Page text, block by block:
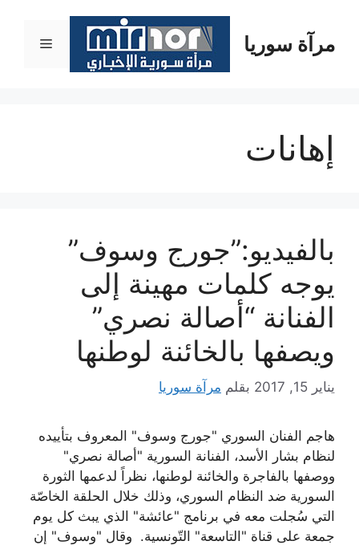
المحتوىمرآة سوريا القائمة
إهانات
بالفيديو:”جورج وسوف”
يوجه كلمات مهينة إلى
الفنانة “أصالة نصري”
ويصفها بالخائنة لوطنها
يناير 15, 2017 بقلم مرآة سوريا
هاجم الفنان السوري "جورج وسوف" المعروف بتأييده
لنظام بشار الأسد، الفنانة السورية "أصالة نصري"
ووصفها بالفاجرة والخائنة لوطنها، نظراً لدعمها الثورة
السورية ضد النظام السوري، وذلك خلال الحلقة الخاصّة
التي سُجلت معه في برنامج "عائشة" الذي يبث كل يوم
جمعة على قناة "التاسعة" التّونسية. وقال "وسوف" إن